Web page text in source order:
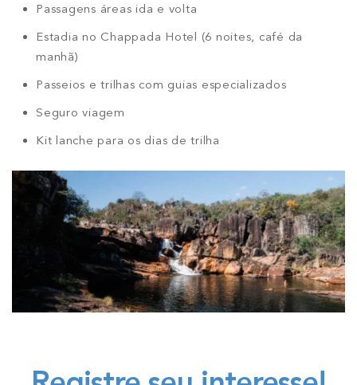
Passagens áreas ida e volta
Estadia no Chappada Hotel (6 noites, café da
manhã)
Passeios e trilhas com guias especializados
Seguro viagem
Kit lanche para os dias de trilha